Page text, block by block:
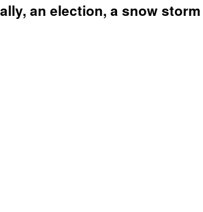
an election, a snow